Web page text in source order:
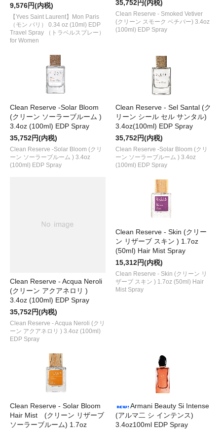
9,576円(内税)
【Yves Saint Laurent】Mon Paris
（モン パリ） 0.34 oz (10ml) EDP
Travel Spray （トラベルスプレー）
for Women
35,752円(内税)
Clean Reserve - Smoked Vetiver
(クリーン スモーク ベチバー) 3.4oz
(100ml) EDP Spray
Clean Reserve -Solar Bloom
(クリーン ソーラーブルーム )
3.4oz (100ml) EDP Spray
35,752円(内税)
Clean Reserve -Solar Bloom (クリ
ーン ソーラーブルーム ) 3.4oz
(100ml) EDP Spray
Clean Reserve - Sel Santal (ク
リーン シール セル サンタル)
3.4oz(100ml) EDP Spray
35,752円(内税)
Clean Reserve -Solar Bloom (クリ
ーン ソーラーブルーム ) 3.4oz
(100ml) EDP Spray
Clean Reserve - Acqua Neroli
(クリーン アクアネロリ )
3.4oz (100ml) EDP Spray
35,752円(内税)
Clean Reserve - Acqua Neroli (クリ
ーン アクアネロリ ) 3.4oz (100ml)
EDP Spray
Clean Reserve - Skin (クリー
ン リザーブ スキン ) 1.7oz
(50ml) Hair Mist Spray
15,312円(内税)
Clean Reserve - Skin (クリーン リ
ザーブ スキン ) 1.7oz (50ml) Hair
Mist Spray
Clean Reserve - Solar Bloom
Hair Mist (クリーン リザーブ
ソーラーブルーム) 1.7oz
Armani Beauty Si Intense
(アルマ二 シ インテンス)
3.4oz100ml EDP Spray